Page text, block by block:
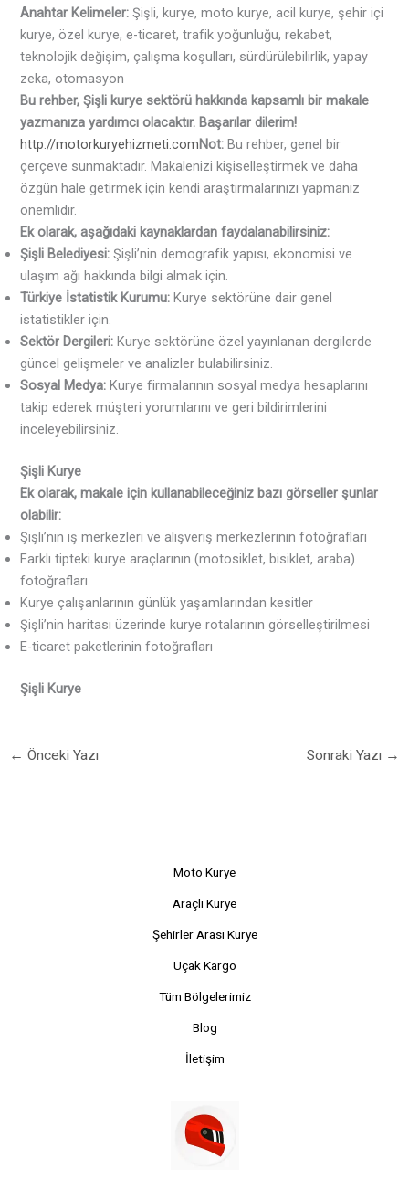
Anahtar Kelimeler: Şişli, kurye, moto kurye, acil kurye, şehir içi
kurye, özel kurye, e-ticaret, trafik yoğunluğu, rekabet,
teknolojik değişim, çalışma koşulları, sürdürülebilirlik, yapay
zeka, otomasyon
Bu rehber, Şişli kurye sektörü hakkında kapsamlı bir makale
yazmanıza yardımcı olacaktır. Başarılar dilerim!
http://motorkuryehizmeti.comNot: Bu rehber, genel bir
çerçeve sunmaktadır. Makalenizi kişiselleştirmek ve daha
özgün hale getirmek için kendi araştırmalarınızı yapmanız
önemlidir.
Ek olarak, aşağıdaki kaynaklardan faydalanabilirsiniz:
Şişli Belediyesi: Şişli’nin demografik yapısı, ekonomisi ve
ulaşım ağı hakkında bilgi almak için.
Türkiye İstatistik Kurumu: Kurye sektörüne dair genel
istatistikler için.
Sektör Dergileri: Kurye sektörüne özel yayınlanan dergilerde
güncel gelişmeler ve analizler bulabilirsiniz.
Sosyal Medya: Kurye firmalarının sosyal medya hesaplarını
takip ederek müşteri yorumlarını ve geri bildirimlerini
inceleyebilirsiniz.
Şişli Kurye
Ek olarak, makale için kullanabileceğiniz bazı görseller şunlar
olabilir:
Şişli’nin iş merkezleri ve alışveriş merkezlerinin fotoğrafları
Farklı tipteki kurye araçlarının (motosiklet, bisiklet, araba)
fotoğrafları
Kurye çalışanlarının günlük yaşamlarından kesitler
Şişli’nin haritası üzerinde kurye rotalarının görselleştirilmesi
E-ticaret paketlerinin fotoğrafları
Şişli Kurye
← Önceki Yazı Sonraki Yazı →
Moto Kurye
Araçlı Kurye
Şehirler Arası Kurye
Uçak Kargo
Tüm Bölgelerimiz
Blog
İletişim